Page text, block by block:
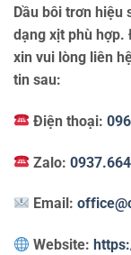
Dầu bôi trơn hiệu
dạng xịt phù hợp.
xin vui lòng liên
tin sau:
Điện thoại:
Zalo:
Email:
Website: